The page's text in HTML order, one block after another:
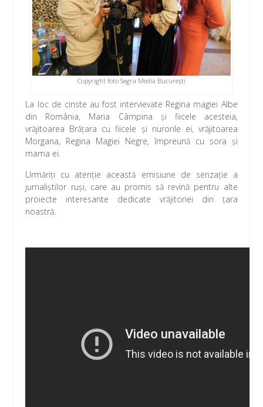
Copyright foto Segra Media București
La loc de cinste au fost intervievate Regina magiei Albe
din România, Maria Câmpina și fiicele acesteia,
vrăjitoarea Brățara cu fiicele și nurorile ei, vrăjitoarea
Morgana, Regina Magiei Negre, împreună cu sora și
mama ei.
Urmăriți cu atenție această emisiune de senzație a
jurnaliștilor ruși, care au promis să revină pentru alte
proiecte interesante dedicate vrăjitoriei din țara
noastră.